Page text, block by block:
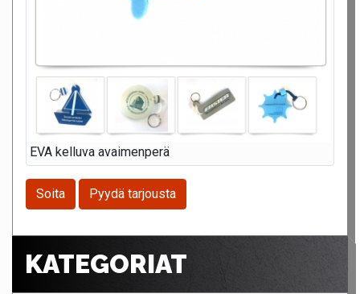
EVA kelluva avaimenperä
Soita Pyydä tarjousta
KATEGORIAT